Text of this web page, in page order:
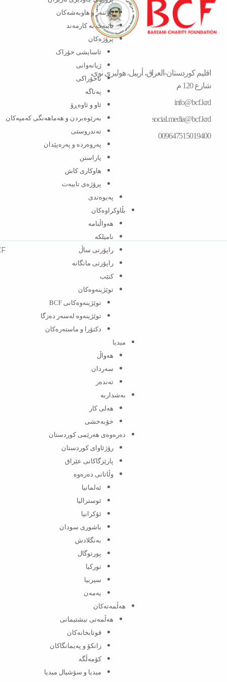
پارتنەر و هاوبەشەکان
تایبەت بە کارمەند
پرۆژەکان
ئاسایشی خۆراک
ژیانەوانی
ناخۆراکی
پەناگە
ئاو و ئاوەڕۆ
بەرێوەبردن و هەماهەنگی کەمپەکان
تەندروستی
پەروەردە و پەرەپێدان
پاراستن
هاوکاری کاش
پرۆژەی تایبەت
پەیوەندی
بڵاوکراوەکان
هەواڵنامە
نامیلکە
راپۆرتی ساڵ
راپۆرتی مانگانە
کتێب
توێژینەوەکان
توێژینەوەکانی BCF​
توێژینەوە لەسەر دەزگا
دکتۆرا و ماستەرەکان
میدیا
‌‌هەواڵ
سه‌ردان
تەندەر
بەشداربە
هەلی کار
خۆبەخشی
دەرەوەی هەرێمی کوردستان
رۆژئاوای کوردستان
پارێزگاکانی عێراق
وڵاتانی دەرەوە
ئەلمانیا
ئوسترالیا
ئۆکرانیا
باشوری سودان
بەنگلادش
پورتوگال
تورکیا
سیربیا
یەمەن
هەڵمەتەکان
هەڵمەتی نیشتیمانی
قوتابخانەکان
زانکۆ و پەیمانگاکان
کۆمەڵگە
میدیا و سۆشیال میدیا
اقلیم كوردستان-العراق، أربیل، هولیری نوی،
شارع 120 م
info@bcf.krd
social.media@bcf.krd
009647515019400